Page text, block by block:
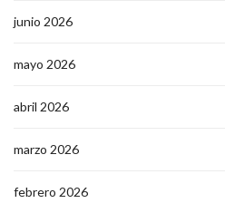
junio 2026
mayo 2026
abril 2026
marzo 2026
febrero 2026